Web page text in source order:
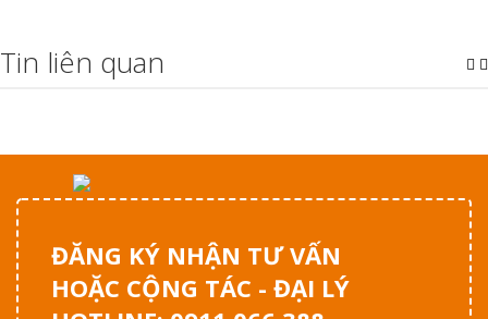
Tin liên quan
ĐĂNG KÝ NHẬN TƯ VẤN
HOẶC CỘNG TÁC - ĐẠI LÝ